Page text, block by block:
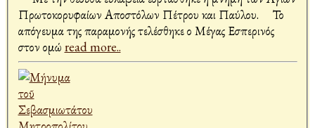
Πρωτοκορυφαίων Αποστόλων Πέτρου και Παύλου. Το
απόγευμα της παραμονής τελέσθηκε ο Μέγας Εσπερινός
στον ομώ read more..